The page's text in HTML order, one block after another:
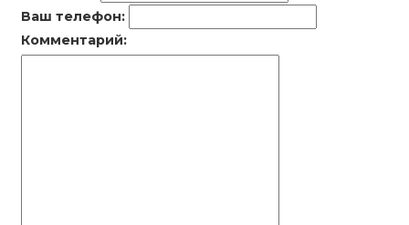
Ваш телефон:
Комментарий: